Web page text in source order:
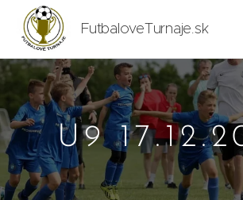
FutbaloveTurnaje.sk
U9